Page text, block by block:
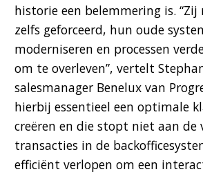
historie een belemmering is. “Zij
zelfs geforceerd, hun oude
moderniseren en processen
om te overleven”, vertelt
salesmanager Benelux van
hierbij essentieel een optimale
creëren en die stopt niet aan de
transacties in de
efficiënt verlopen om een